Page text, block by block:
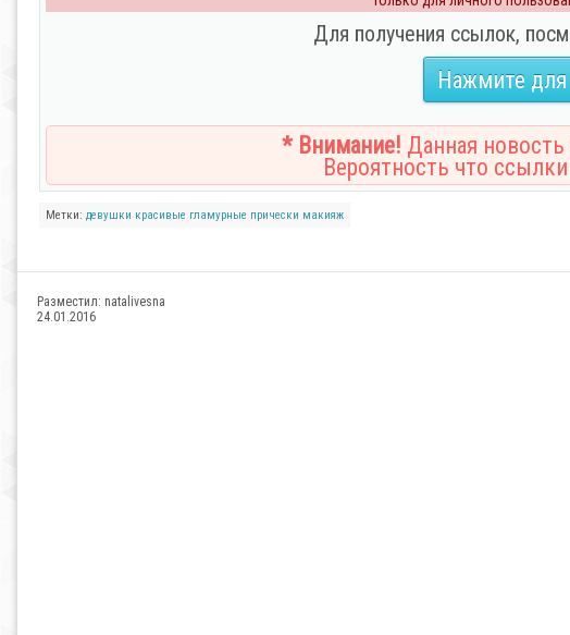
Для получения ссылок,
Нажмите
* Внимание! Данная новость
Вероятность что
Метки: девушки красивые гламурные прически макияж
Разместил: natalivesna
24.01.2016